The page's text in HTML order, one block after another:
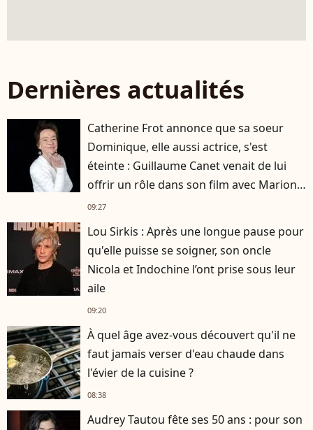
Dernières actualités
Catherine Frot annonce que sa soeur
Dominique, elle aussi actrice, s'est
éteinte : Guillaume Canet venait de lui
offrir un rôle dans son film avec Marion
Cotillard
09:27
Lou Sirkis : Après une longue pause pour
qu'elle puisse se soigner, son oncle
Nicola et Indochine l’ont prise sous leur
aile
09:20
À quel âge avez-vous découvert qu'il ne
faut jamais verser d'eau chaude dans
l'évier de la cuisine ?
08:38
Audrey Tautou fête ses 50 ans : pour son